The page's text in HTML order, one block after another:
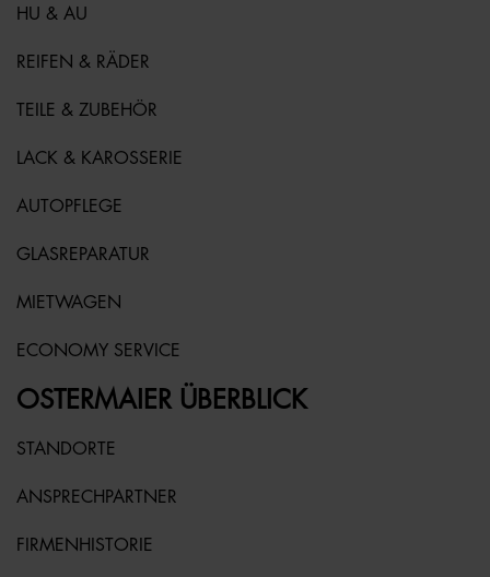
HU & AU
REIFEN & RÄDER
TEILE & ZUBEHÖR
LACK & KAROSSERIE
AUTOPFLEGE
GLASREPARATUR
MIETWAGEN
ECONOMY SERVICE
OSTERMAIER ÜBERBLICK
STANDORTE
ANSPRECHPARTNER
FIRMENHISTORIE